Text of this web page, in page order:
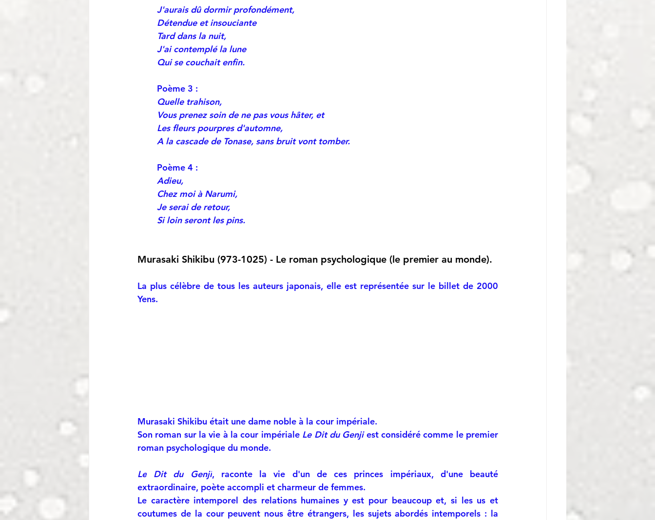
J'aurais dû dormir profondément,
Détendue et insouciante
Tard dans la nuit,
J'ai contemplé la lune
Qui se couchait enfin.
Poème 3 :
Quelle trahison,
Vous prenez soin de ne pas vous hâter, et
Les fleurs pourpres d'automne,
A la cascade de Tonase, sans bruit vont tomber.
Poème 4 :
Adieu,
Chez moi à Narumi,
Je serai de retour,
Si loin seront les pins.
Murasaki Shikibu (973-1025) - Le roman psychologique (le premier au monde).
La plus célèbre de tous les auteurs japonais, elle est représentée sur le billet de 2000
Yens.
Murasaki Shikibu était une dame noble à la cour impériale.
Son roman sur la vie à la cour impériale Le Dit du Genji est considéré comme le premier
roman psychologique du monde.
Le Dit du Genji, raconte la vie d'un de ces princes impériaux, d'une beauté
extraordinaire, poète accompli et charmeur de femmes.
Le caractère intemporel des relations humaines y est pour beaucoup et, si les us et
coutumes de la cour peuvent nous être étrangers, les sujets abordés intemporels : la